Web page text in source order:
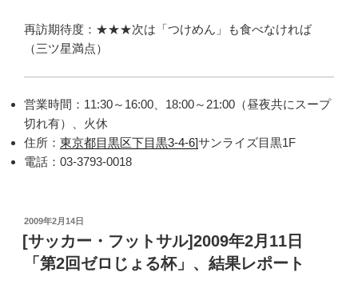
再訪期待度：★★★次は「つけめん」も食べなければ
（三ツ星満点）
営業時間：11:30～16:00、18:00～21:00（昼夜共にスープ
切れ有）、火休
住所： 東京都目黒区下目黒3-4-6]サンライズ目黒1F
電話：03-3793-0018
投
稿
日:
2009年2月14日
[サッカー・フットサル]2009年2月11日
「第2回ゼロじょる杯」、結果レポート